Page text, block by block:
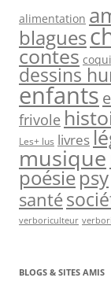
alimentation
blagues
contes
dessins
enfants
frivole
Les+ lus livres
musique
poésiepsy
santé
verboriculteur
BLOGS & SITES AMIS